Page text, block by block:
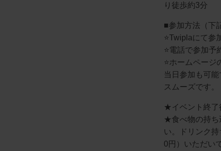
り徒歩約3分
■参加方法（下
⭐️Twiplaにて参
⭐️電話で参加
⭐️ホームペー
当日参加も可
スムーズです。
★イベント終了
★食べ物の持ち
い。ドリンク
0円）いただい